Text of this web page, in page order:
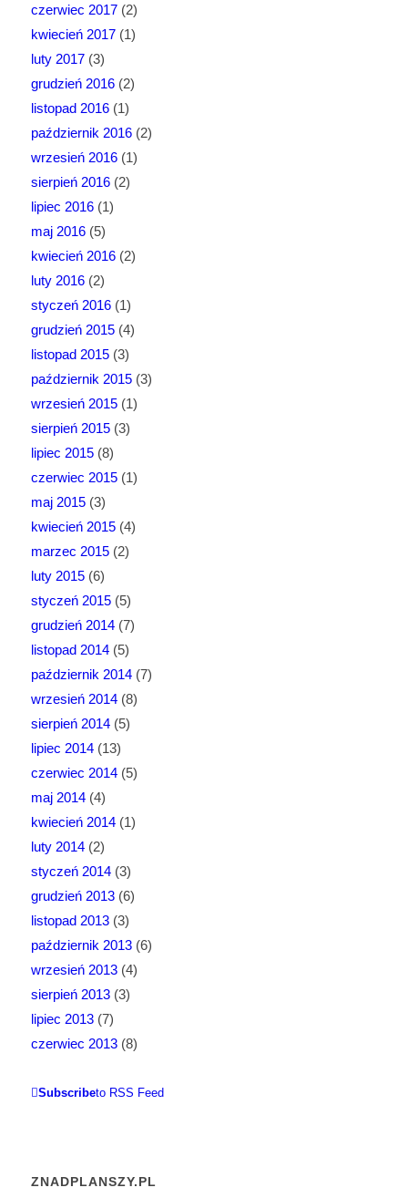
czerwiec 2017(2)
kwiecień 2017(1)
luty 2017(3)
grudzień 2016(2)
listopad 2016(1)
październik 2016(2)
wrzesień 2016(1)
sierpień 2016(2)
lipiec 2016(1)
maj 2016(5)
kwiecień 2016(2)
luty 2016(2)
styczeń 2016(1)
grudzień 2015(4)
listopad 2015(3)
październik 2015(3)
wrzesień 2015(1)
sierpień 2015(3)
lipiec 2015(8)
czerwiec 2015(1)
maj 2015(3)
kwiecień 2015(4)
marzec 2015(2)
luty 2015(6)
styczeń 2015(5)
grudzień 2014(7)
listopad 2014(5)
październik 2014(7)
wrzesień 2014(8)
sierpień 2014(5)
lipiec 2014(13)
czerwiec 2014(5)
maj 2014(4)
kwiecień 2014(1)
luty 2014(2)
styczeń 2014(3)
grudzień 2013(6)
listopad 2013(3)
październik 2013(6)
wrzesień 2013(4)
sierpień 2013(3)
lipiec 2013(7)
czerwiec 2013(8)
Subscribeto RSS Feed
ZNADPLANSZY.PL